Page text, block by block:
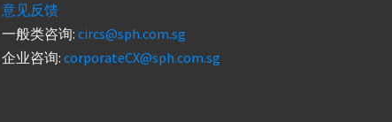
意见反馈
一般类咨询: circs@sph.com.sg
企业咨询: corporateCX@sph.com.sg